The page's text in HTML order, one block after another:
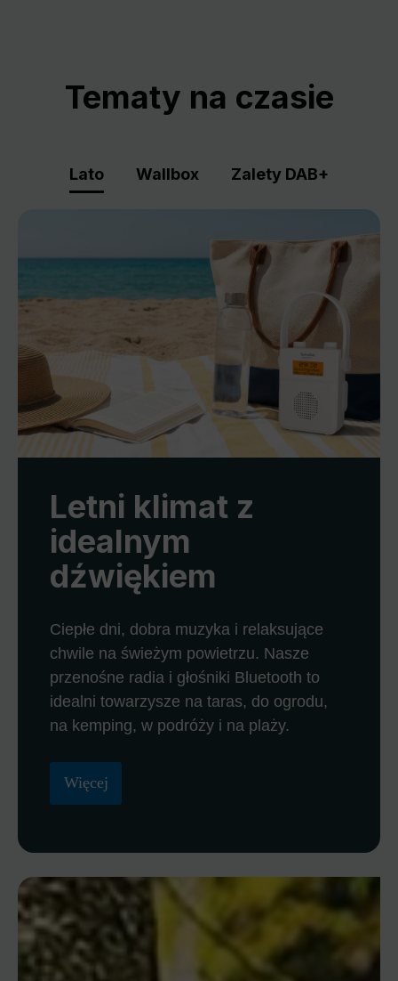
Tematy na czasie
Lato Wallbox Zalety DAB+
Letni klimat z
idealnym
dźwiękiem
Ciepłe dni, dobra muzyka i relaksujące
chwile na świeżym powietrzu. Nasze
przenośne radia i głośniki Bluetooth to
idealni towarzysze na taras, do ogrodu,
na kemping, w podróży i na plaży.
Więcej